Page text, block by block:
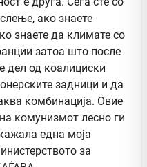
ако знаете
знаете да климате со
затоа што после
дел од коалициски
задници и да
комбинација. Овие
комунизмот лесно ги
една моја
за